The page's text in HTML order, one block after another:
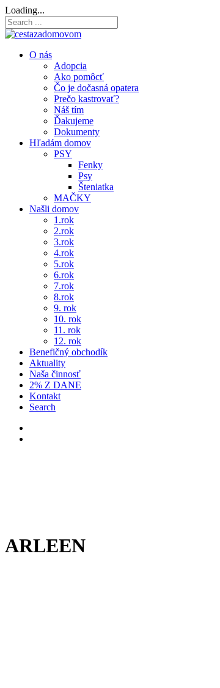
Loading...
O nás
Adopcia
Ako pomôcť
Čo je dočasná opatera
Prečo kastrovať?
Náš tím
Ďakujeme
Dokumenty
Hľadám domov
PSY
Fenky
Psy
Šteniatka
MAČKY
Našli domov
1.rok
2.rok
3.rok
4.rok
5.rok
6.rok
7.rok
8.rok
9. rok
10. rok
11. rok
12. rok
Benefičný obchodík
Aktuality
Naša činnosť
2% Z DANE
Kontakt
Search
ARLEEN